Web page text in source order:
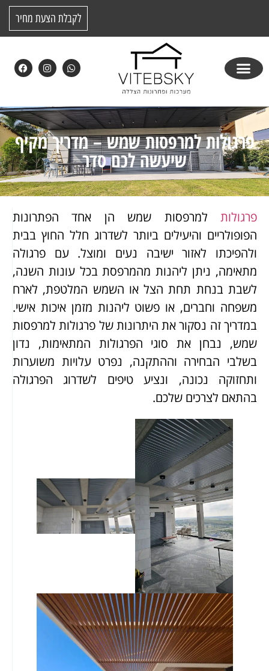
לקבלת הצעת מחיר
פרגולות למרפסות שמש – מדריך מקיף
שיעשה לכם סדר
פרגולות למרפסות שמש הן אחד הפתרונות
הפופולריים והיעילים ביותר לשדרוג חלל החוץ בבית
ולהפיכתו לאזור ישיבה נעים ומוצל. עם פרגולה
מתאימה, ניתן ליהנות מהמרפסת בכל עונות השנה,
לשבת בנחת תחת הצל או השמש המלטפת, לארח
משפחה וחברים, או פשוט ליהנות מזמן איכות אישי.
במדריך זה נסקור את היתרונות של פרגולות למרפסות
שמש, נבחן את סוגי הפרגולות המתאימות, נדון
בשלבי הבחירה וההתקנה, נפרט עלויות משוערות
ותחזוקה נכונה, ונציע טיפים לשדרוג הפרגולה
בהתאם לצרכים שלכם.